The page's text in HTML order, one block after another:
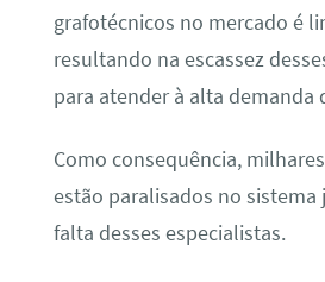
grafotécnicos no mercado é
resultando na escassez
para atender à alta demanda
Como consequência,
estão paralisados no sistema
falta desses especialistas.